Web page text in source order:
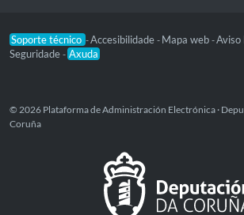
Soporte técnico -Accesibilidade - Mapa web -Aviso
Seguridade - Axuda
© 2026 Plataforma de Administración Electrónica ·
Coruña